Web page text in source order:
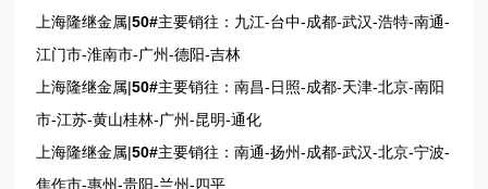
上海隆继金属|50#主要销往：九江-台中-成都-武汉-浩特-南通-
江门市-淮南市-广州-德阳-吉林
上海隆继金属|50#主要销往：南昌-日照-成都-天津-北京-南阳
市-江苏-黄山桂林-广州-昆明-通化
上海隆继金属|50#主要销往：南通-扬州-成都-武汉-北京-宁波-
焦作市-惠州-贵阳-兰州-四平